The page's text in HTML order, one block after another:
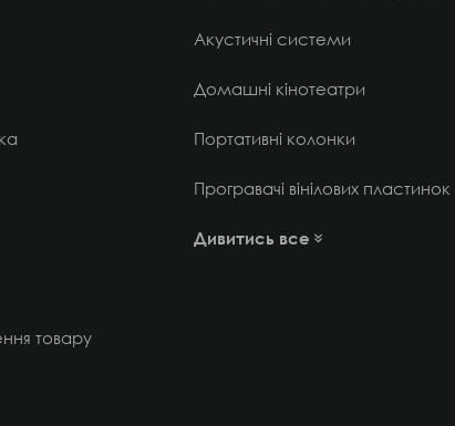
товару
Акустичні системи
Домашні кінотеатри
Портативні колонки
Програвачі вінілових пластинок
Дивитись все